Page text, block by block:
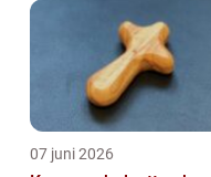
07 juni 2026